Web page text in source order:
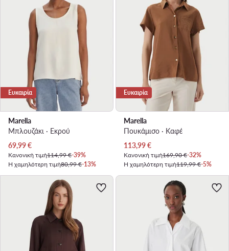
Ευκαιρία
Marella
Μπλουζάκι · Εκρού
Τρέχουσα τιμή
69,99€
Κανονική τιμή114,99 €-39%
Η χαμηλότερη τιμή80,99 €-13%
Ευκαιρία
Marella
Πουκάμισο · Καφέ
Τρέχουσα τιμή
113,99€
Κανονική τιμή169,90 €-32%
Η χαμηλότερη τιμή119,99 €-5%